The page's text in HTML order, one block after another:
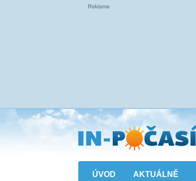
Přejít
na
hlavní
obsah
ÚVOD AKTUÁLNĚ